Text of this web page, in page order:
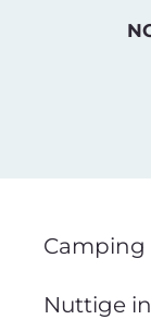
Camping
Nuttige